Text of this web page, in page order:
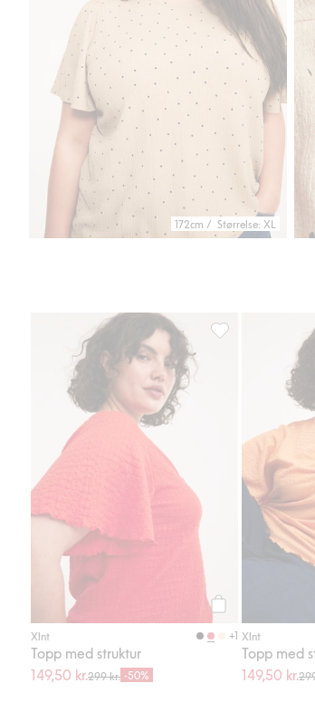
172cm / Størrelse: XL
Legg til
Xlnt +1
Topp med struktur
149,50 kr.299 kr. -50%
Topp med
Xlnt
Topp med
149,50 kr.